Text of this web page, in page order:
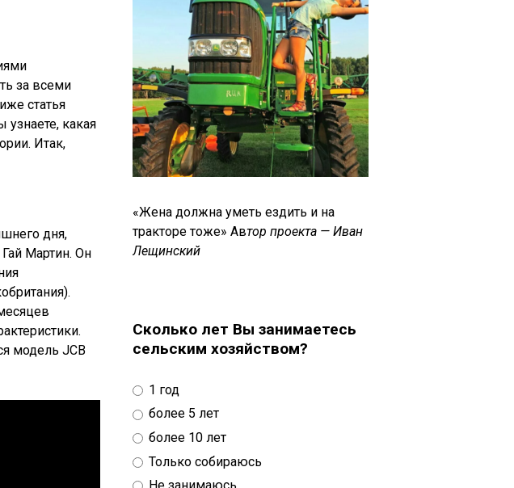
за всеми
статья
узнаете, какая
Итак,
дня,
Мартин. Он
модель JCB
«Жена должна уметь ездить и на
тракторе тоже» Автор проекта — Иван
Лещинский
Сколько лет Вы занимаетесь
сельским хозяйством?
1 год
более 5 лет
более 10 лет
Только собираюсь